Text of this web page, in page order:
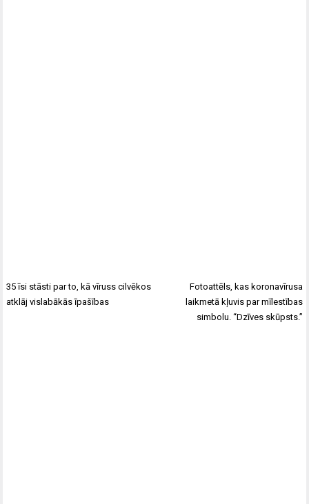
35 īsi stāsti par to, kā vīruss cilvēkos
atklāj vislabākās īpašības
Fotoattēls, kas koronavīrusa
laikmetā kļuvis par mīlestības
simbolu. “Dzīves skūpsts.”